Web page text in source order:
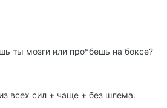
ты мозги или про*бешь на боксе?
всех сил + чаще + без шлема.